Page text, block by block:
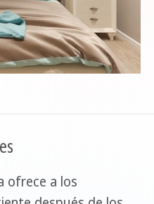
ofrece a los